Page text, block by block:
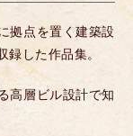
拠点を置く建築設
した作品集。
高層ビル設計で知